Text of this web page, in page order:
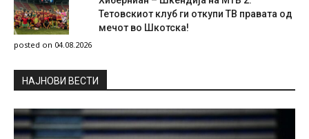
Тетовскиот клуб ги откупи ТВ правата од
мечот во Шкотска!
posted on 04.08.2026
НAЈНОВИ ВЕСТИ